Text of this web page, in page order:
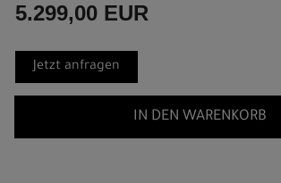
5.299,00 EUR
Jetzt anfragen
IN DEN WARENKORB